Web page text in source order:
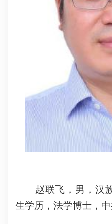
赵联飞，男，汉族
生学历，法学博士，中